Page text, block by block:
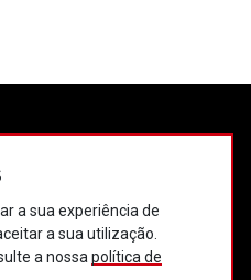
Política de cookies
a sua experiência de
a sua utilização.
a nossa política de